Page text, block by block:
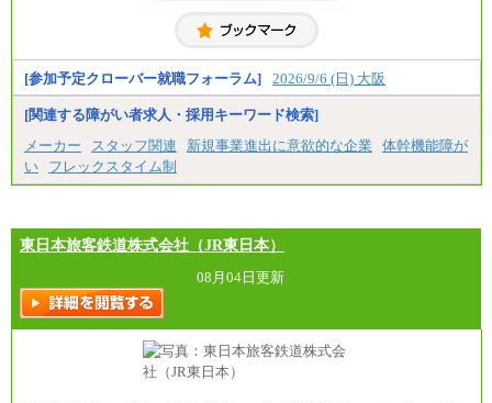
[参加予定クローバー就職フォーラム] 2026/9/6 (日) 大阪
[関連する障がい者求人・採用キーワード検索]
メーカー
スタッフ関連 新規事業進出に意欲的な企業
体幹機能障が
い
フレックスタイム制
東日本旅客鉄道株式会社（JR東日本）
08月04日更新